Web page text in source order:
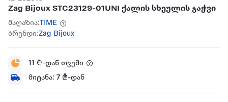
Zag Bijoux STC23129-01UNI ქალის სხეულის ჯაჭვი
მაღაზია:TIME
ბრენდი:Zag Bijoux
11 ₾-დან თვეში
მიტანა: 7 ₾-დან